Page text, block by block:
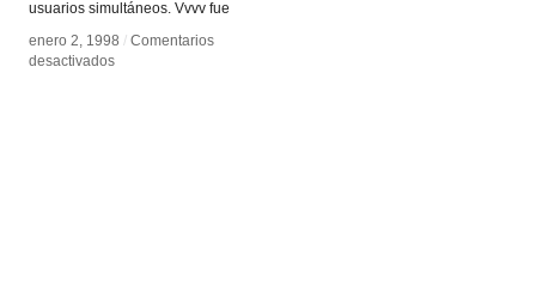
usuarios simultáneos. Vvvv fue
enero 2, 1998 / Comentarios
desactivadosen
enero 2, 1998 / Comentarios
desactivadosen